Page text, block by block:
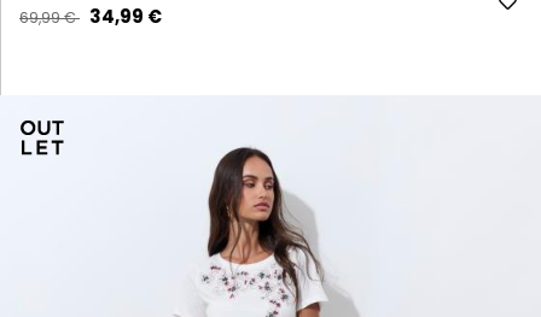
69,99 € 34,99 €